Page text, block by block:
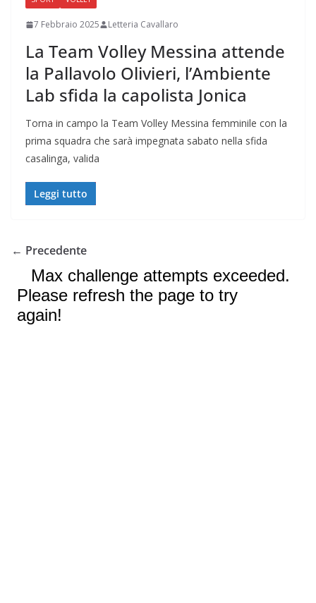
7 Febbraio 2025 Letteria Cavallaro
La Team Volley Messina attende
la Pallavolo Olivieri, l’Ambiente
Lab sfida la capolista Jonica
Torna in campo la Team Volley Messina femminile con la
prima squadra che sarà impegnata sabato nella sfida
casalinga, valida
Leggi tutto
← Precedente